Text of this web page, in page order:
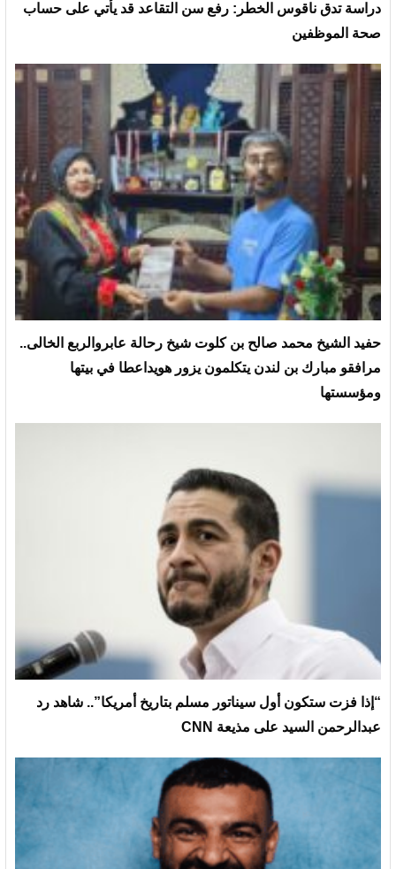
دراسة تدق ناقوس الخطر: رفع سن التقاعد قد يأتي على حساب
صحة الموظفين
حفيد الشيخ محمد صالح بن كلوت شيخ رحالة عابروالربع الخالى..
مرافقو مبارك بن لندن يتكلمون يزور هويداعطا في بيتها
ومؤسستها
“إذا فزت ستكون أول سيناتور مسلم بتاريخ أمريكا”.. شاهد رد
عبدالرحمن السيد على مذيعة CNN